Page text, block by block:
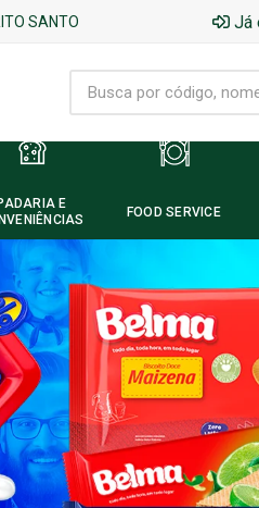
SANTO Já
E
FOOD SERVICE